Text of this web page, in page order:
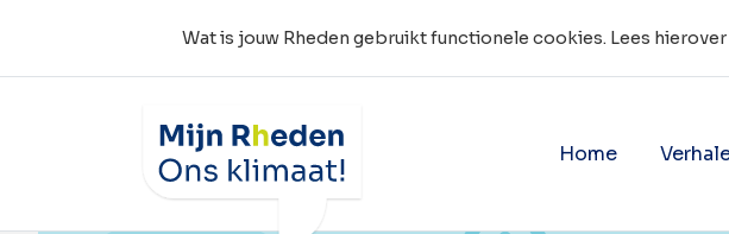
Wat is jouw Rheden gebruikt functionele cookies. Lees
Wat is jouw Rheden
Home
Home Aan de slag Routekaart ‘Aan de slag met energie